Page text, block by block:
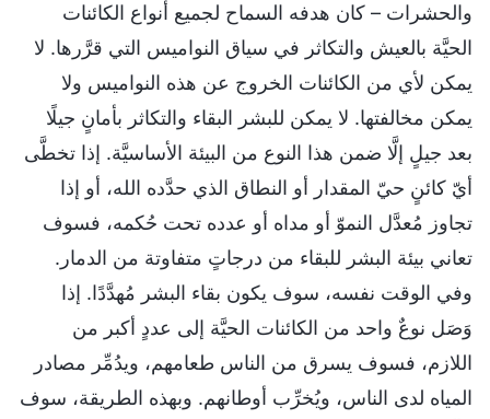
والحشرات – كان هدفه السماح لجميع أنواع الكائنات
الحيَّة بالعيش والتكاثر في سياق النواميس التي قرَّرها. لا
يمكن لأي من الكائنات الخروج عن هذه النواميس ولا
يمكن مخالفتها. لا يمكن للبشر البقاء والتكاثر بأمانٍ جيلًا
بعد جيلٍ إلَّا ضمن هذا النوع من البيئة الأساسيَّة. إذا تخطَّى
أيّ كائنٍ حيّ المقدار أو النطاق الذي حدَّده الله، أو إذا
تجاوز مُعدَّل النموّ أو مداه أو عدده تحت حُكمه، فسوف
تعاني بيئة البشر للبقاء من درجاتٍ متفاوتة من الدمار.
وفي الوقت نفسه، سوف يكون بقاء البشر مُهدَّدًا. إذا
وَصَل نوعٌ واحد من الكائنات الحيَّة إلى عددٍ أكبر من
اللازم، فسوف يسرق من الناس طعامهم، ويدُمِّر مصادر
المياه لدى الناس، ويُخرِّب أوطانهم. وبهذه الطريقة، سوف